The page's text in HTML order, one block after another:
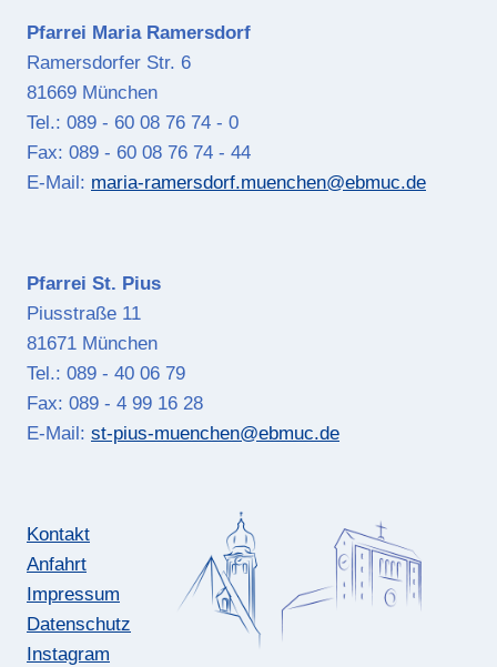
Pfarrei Maria Ramersdorf
Ramersdorfer Str. 6
81669 München
Tel.: 089 - 60 08 76 74 - 0
Fax: 089 - 60 08 76 74 - 44
E-Mail: maria-ramersdorf.muenchen@ebmuc.de
Pfarrei St. Pius
Piusstraße 11
81671 München
Tel.: 089 - 40 06 79
Fax: 089 - 4 99 16 28
E-Mail: st-pius-muenchen@ebmuc.de
Kontakt
Anfahrt
Impressum
Datenschutz
Instagram